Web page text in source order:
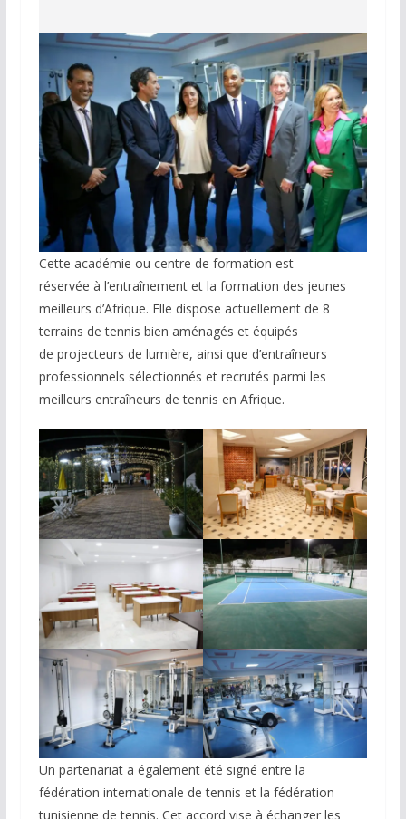
Cette académie ou centre de formation est
réservée à l’entraînement et la formation des jeunes
meilleurs d’Afrique. Elle dispose actuellement de 8
terrains de tennis bien aménagés et équipés
de projecteurs de lumière, ainsi que d’entraîneurs
professionnels sélectionnés et recrutés parmi les
meilleurs entraîneurs de tennis en Afrique.
Un partenariat a également été signé entre la
fédération internationale de tennis et la fédération
tunisienne de tennis. Cet accord vise à échanger les